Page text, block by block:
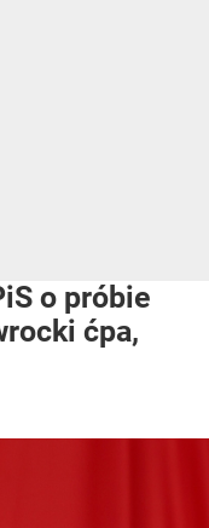
o próbie
ćpa,